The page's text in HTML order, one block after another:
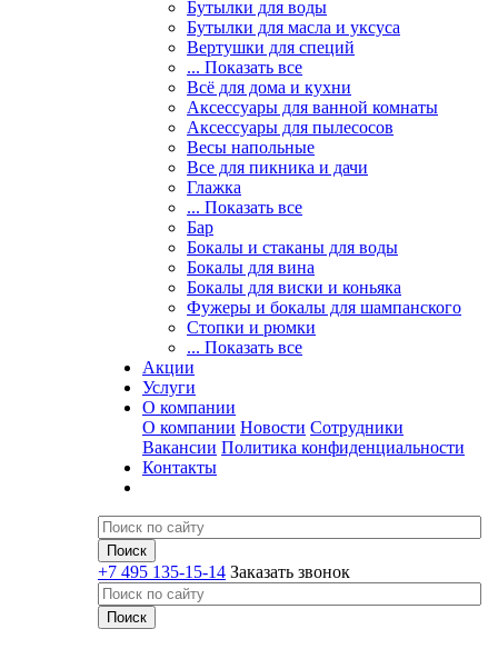
Бутылки для воды
Бутылки для масла и уксуса
Вертушки для специй
... Показать все
Всё для дома и кухни
Аксессуары для ванной комнаты
Аксессуары для пылесосов
Весы напольные
Все для пикника и дачи
Глажка
... Показать все
Бар
Бокалы и стаканы для воды
Бокалы для вина
Бокалы для виски и коньяка
Фужеры и бокалы для шампанского
Стопки и рюмки
... Показать все
Акции
Услуги
О компании
О компании Новости Сотрудники
Вакансии Политика конфиденциальности
Контакты
+7 495 135-15-14 Заказать звонок